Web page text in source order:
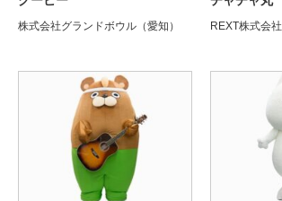
株式会社グランドボウル（愛知） REXT株式会社